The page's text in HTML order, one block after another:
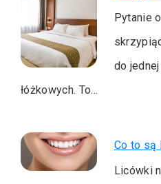
Pytanie
do
łóżkowych. To…
Co to są
Licówki